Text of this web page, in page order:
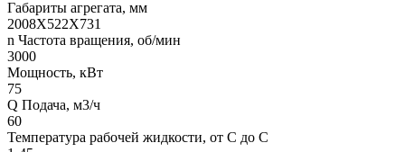
Габариты агрегата, мм
2008Х522Х731
n Частота вращения, об/мин
3000
Мощность, кВт
75
Q Подача, м3/ч
60
Температура рабочей жидкости, от С до С